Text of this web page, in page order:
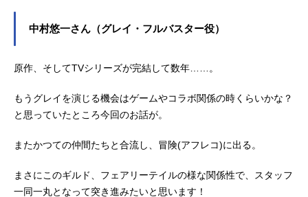
ちらでは、釘宮理恵さんのオススメ
中村悠一さん（グレイ・フルバスター役）
原作、そしてTVシリーズが完結して数年……。
もうグレイを演じる機会はゲームやコラボ関係の時くらいかな？
と思っていたところ今回のお話が。
またかつての仲間たちと合流し、冒険(アフレコ)に出る。
まさにこのギルド、フェアリーテイルの様な関係性で、スタッフ
一同一丸となって突き進みたいと思います！